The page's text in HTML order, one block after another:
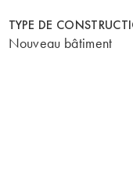
TYPE DE
Nouveau bâtiment